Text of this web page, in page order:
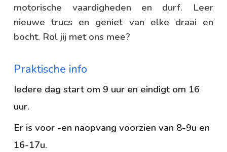
motorische vaardigheden en durf. Leer
nieuwe trucs en geniet van elke draai en
bocht. Rol jij met ons mee?
Praktische info
Iedere dag start om 9 uur en eindigt om 16
uur.
Er is voor -en naopvang voorzien van 8-9u en
16-17u.